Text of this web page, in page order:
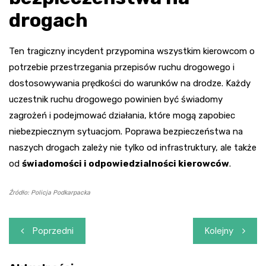
drogach
Ten tragiczny incydent przypomina wszystkim kierowcom o
potrzebie przestrzegania przepisów ruchu drogowego i
dostosowywania prędkości do warunków na drodze. Każdy
uczestnik ruchu drogowego powinien być świadomy
zagrożeń i podejmować działania, które mogą zapobiec
niebezpiecznym sytuacjom. Poprawa bezpieczeństwa na
naszych drogach zależy nie tylko od infrastruktury, ale także
od świadomości i odpowiedzialności kierowców.
Źródło: Policja Podkarpacka
Nawigacja
wpisu
Poprzedni Kolejny